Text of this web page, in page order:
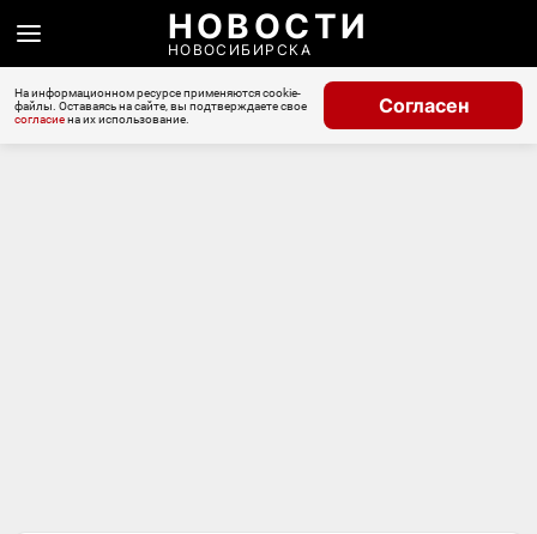
НОВОСТИ
НОВОСИБИРСКА
На информационном ресурсе применяются cookie-
файлы. Оставаясь на сайте, вы подтверждаете свое
согласиена их использование.
Согласен